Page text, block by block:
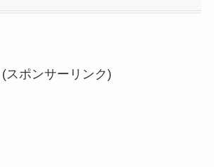
(スポンサーリンク)